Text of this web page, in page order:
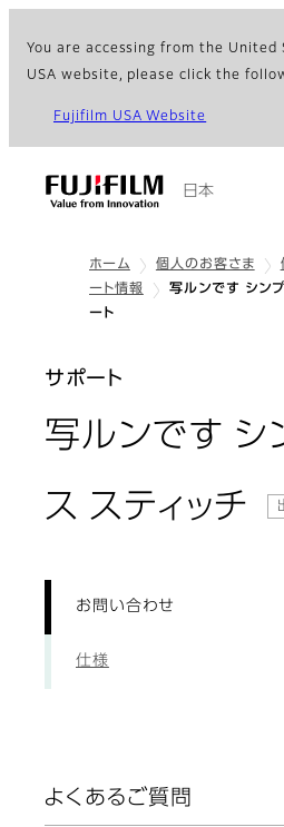
You are accessing from the
USA website, please click the
Fujifilm USA Website
日本
ホーム 個人のお客さま
ート情報
写ルンです シン
ート
サポート
写ルンです シ
ス スティッチ :
お問い合わせ
仕様
よくあるご質問